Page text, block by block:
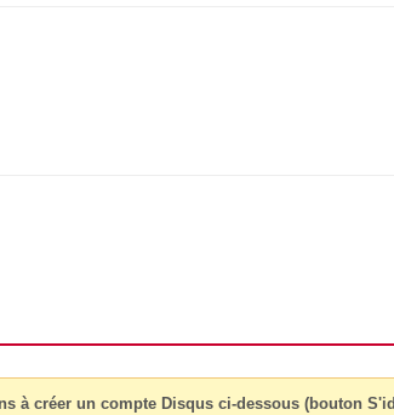
à créer un compte Disqus ci-dessous (bouton